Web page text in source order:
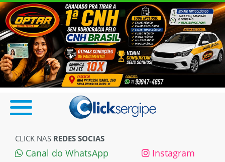
CLICK NAS REDES SOCIAS
Canal do WhatsApp Instagram